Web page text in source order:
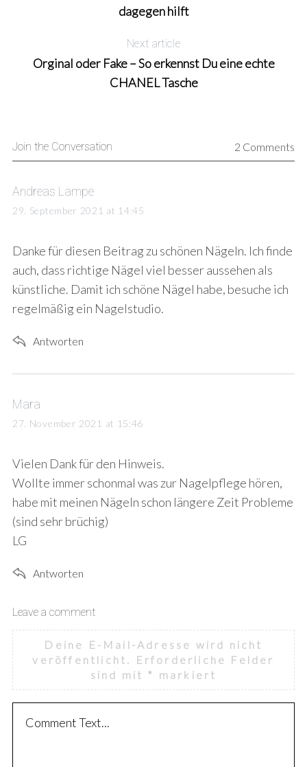
dagegen hilft
Next article
Orginal oder Fake – So erkennst Du eine echte
CHANEL Tasche
Join the Conversation 2 Comments
s
a
s
:
Andreas Lampe
29. September 2021 at 14:45
Danke für diesen Beitrag zu schönen Nägeln. Ich finde
auch, dass richtige Nägel viel besser aussehen als
künstliche. Damit ich schöne Nägel habe, besuche ich
regelmäßig ein Nagelstudio.
Antworten
s
a
s
:
Mara
27. November 2021 at 15:46
Vielen Dank für den Hinweis.
Wollte immer schonmal was zur Nagelpflege hören,
habe mit meinen Nägeln schon längere Zeit Probleme
(sind sehr brüchig)
LG
Antworten
L
e
a
v
e
Leave a comment
Deine E-Mail-Adresse wird nicht
veröffentlicht.
Erforderliche Felder
sind mit * markiert